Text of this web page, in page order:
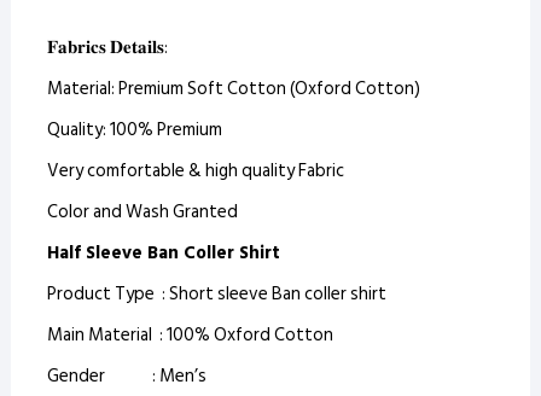
𝐅𝐚𝐛𝐫𝐢𝐜𝐬 𝐃𝐞𝐭𝐚𝐢𝐥𝐬:
Material: Premium Soft Cotton (Oxford Cotton)
Quality: 100% Premium
Very comfortable & high quality Fabric
Color and Wash Granted
Half Sleeve Ban Coller Shirt
Product Type : Short sleeve Ban coller shirt
Main Material : 100% Oxford Cotton
Gender : Men’s